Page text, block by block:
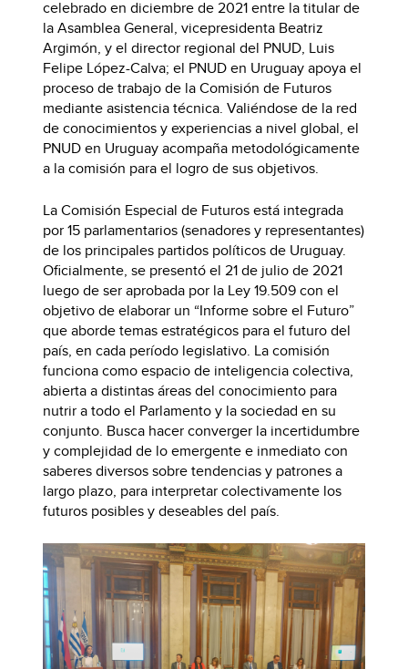
celebrado en diciembre de 2021 entre la titular de
la Asamblea General, vicepresidenta Beatriz
Argimón, y el director regional del PNUD, Luis
Felipe López-Calva; el PNUD en Uruguay apoya el
proceso de trabajo de la Comisión de Futuros
mediante asistencia técnica. Valiéndose de la red
de conocimientos y experiencias a nivel global, el
PNUD en Uruguay acompaña metodológicamente
a la comisión para el logro de sus objetivos.
La Comisión Especial de Futuros está integrada
por 15 parlamentarios (senadores y representantes)
de los principales partidos políticos de Uruguay.
Oficialmente, se presentó el 21 de julio de 2021
luego de ser aprobada por la Ley 19.509 con el
objetivo de elaborar un “Informe sobre el Futuro”
que aborde temas estratégicos para el futuro del
país, en cada período legislativo. La comisión
funciona como espacio de inteligencia colectiva,
abierta a distintas áreas del conocimiento para
nutrir a todo el Parlamento y la sociedad en su
conjunto. Busca hacer converger la incertidumbre
y complejidad de lo emergente e inmediato con
saberes diversos sobre tendencias y patrones a
largo plazo, para interpretar colectivamente los
futuros posibles y deseables del país.